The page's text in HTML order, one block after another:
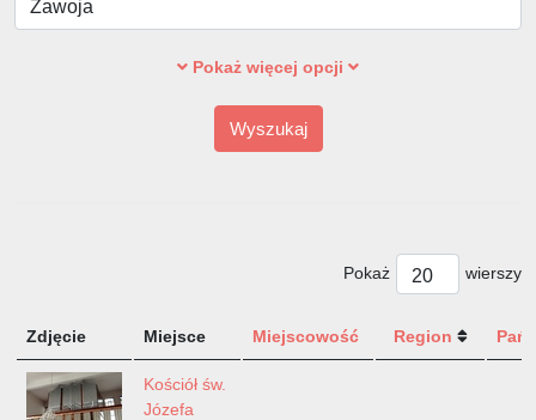
Pokaż więcej opcji
Wyszukaj
Pokaż wierszy
Zdjęcie Miejsce Miejscowość Region
Kościół św.
Józefa